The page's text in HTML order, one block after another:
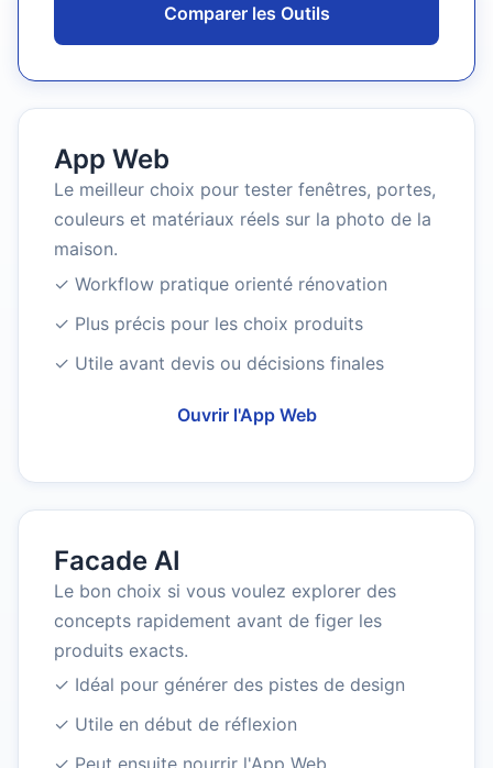
Comparer les Outils
App Web
Le meilleur choix pour tester fenêtres, portes,
couleurs et matériaux réels sur la photo de la
maison.
✓ Workflow pratique orienté rénovation
✓ Plus précis pour les choix produits
✓ Utile avant devis ou décisions finales
Ouvrir l'App Web
Facade AI
Le bon choix si vous voulez explorer des
concepts rapidement avant de figer les
produits exacts.
✓ Idéal pour générer des pistes de design
✓ Utile en début de réflexion